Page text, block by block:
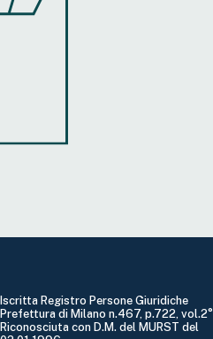
Iscritta Registro Persone Giuridiche
Prefettura di Milano n.467, p.722, vol.2°
Riconosciuta con D.M. del MURST del